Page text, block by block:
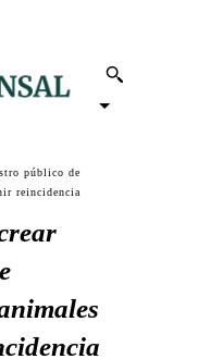
público de
reincidencia